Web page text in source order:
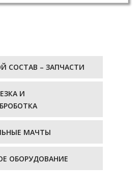
СОСТАВ – ЗАПЧАСТИ
И
МАЧТЫ
ОБОРУДОВАНИЕ